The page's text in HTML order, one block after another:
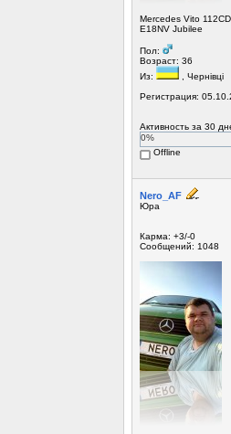
Mercedes Vito
E18NV Jubilee
Пол:
Возраст: 36
Из:
, Чернівці
Регистрация:
Активность за 30
0%
Offline
Nero_AF
Юра
Карма: +3/-0
Сообщений: 1048